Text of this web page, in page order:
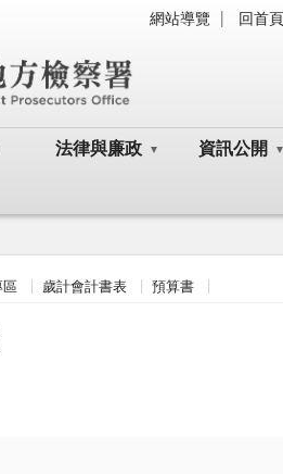
網站導覽 回首頁
法律與廉政 資訊公開
區 歲計會計書表 預算書